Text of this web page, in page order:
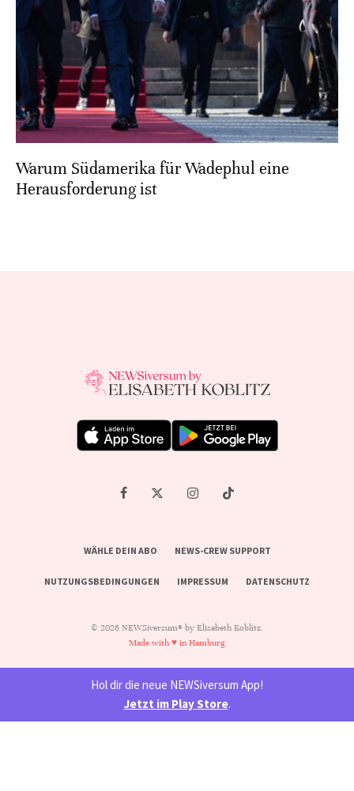
Warum Südamerika für Wadephul eine
Herausforderung ist
WÄHLE DEIN ABO NEWS-CREW SUPPORT
NUTZUNGSBEDINGUNGEN IMPRESSUM DATENSCHUTZ
© 2026 NEWSiversum® by Elisabeth Koblitz.
Made with ♥ in Hamburg
Hol dir die neue NEWSiversum App!
Jetzt im Play Store.